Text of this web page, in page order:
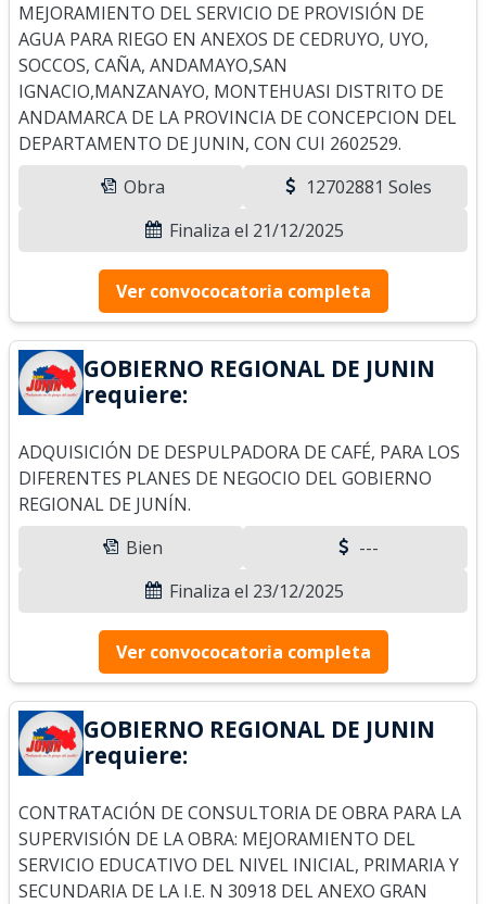
MEJORAMIENTO DEL SERVICIO DE PROVISIÓN DE
AGUA PARA RIEGO EN ANEXOS DE CEDRUYO, UYO,
SOCCOS, CAÑA, ANDAMAYO,SAN
IGNACIO,MANZANAYO, MONTEHUASI DISTRITO DE
ANDAMARCA DE LA PROVINCIA DE CONCEPCION DEL
DEPARTAMENTO DE JUNIN, CON CUI 2602529.
Obra
12702881 Soles
Finaliza el 21/12/2025
Ver convococatoria completa
GOBIERNO REGIONAL DE JUNIN
requiere:
ADQUISICIÓN DE DESPULPADORA DE CAFÉ, PARA LOS
DIFERENTES PLANES DE NEGOCIO DEL GOBIERNO
REGIONAL DE JUNÍN.
Bien
---
Finaliza el 23/12/2025
Ver convococatoria completa
GOBIERNO REGIONAL DE JUNIN
requiere:
CONTRATACIÓN DE CONSULTORIA DE OBRA PARA LA
SUPERVISIÓN DE LA OBRA: MEJORAMIENTO DEL
SERVICIO EDUCATIVO DEL NIVEL INICIAL, PRIMARIA Y
SECUNDARIA DE LA I.E. N 30918 DEL ANEXO GRAN